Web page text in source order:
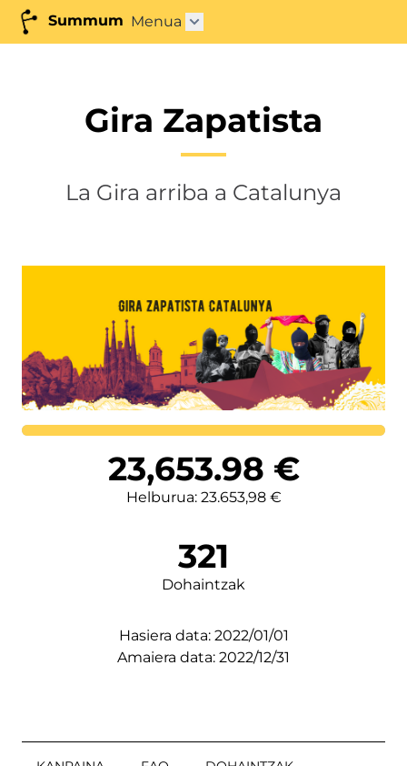
Summum Menua Azpimenua ireki"
Gira Zapatista
La Gira arriba a Catalunya
Lortutakoa
23,653.98 €
Helburua: 23.653,98 €
321
Dohaintzak
Hasiera data: 2022/01/01
Amaiera data: 2022/12/31